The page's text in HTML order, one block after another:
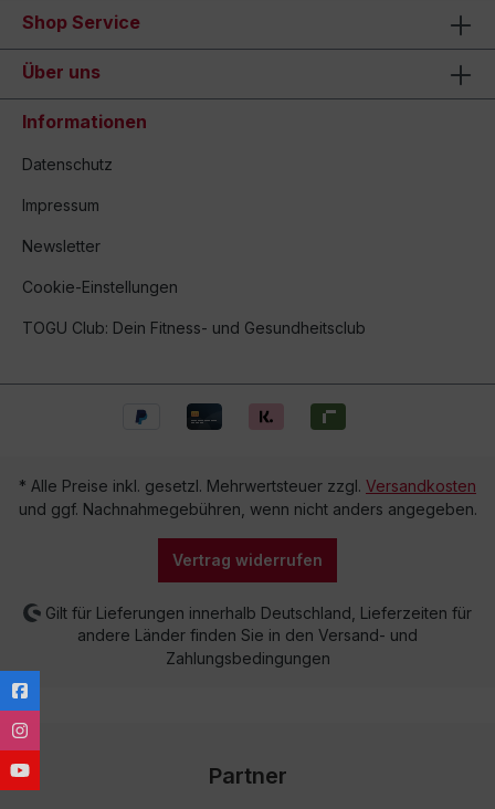
Shop Service
Über uns
Informationen
Datenschutz
Impressum
Newsletter
Cookie-Einstellungen
TOGU Club: Dein Fitness- und Gesundheitsclub
* Alle Preise inkl. gesetzl. Mehrwertsteuer zzgl. Versandkosten
und ggf. Nachnahmegebühren, wenn nicht anders angegeben.
Vertrag widerrufen
Gilt für Lieferungen innerhalb Deutschland, Lieferzeiten für
andere Länder finden Sie in den Versand- und
Zahlungsbedingungen
Partner